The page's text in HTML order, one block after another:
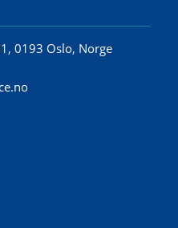
0193 Oslo, Norge